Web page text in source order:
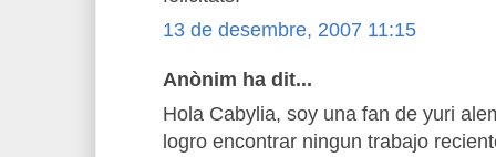
13 de desembre, 2007 11:15
Anònim ha dit...
Hola Cabylia, soy una fan de yuri
logro encontrar ningun trabajo